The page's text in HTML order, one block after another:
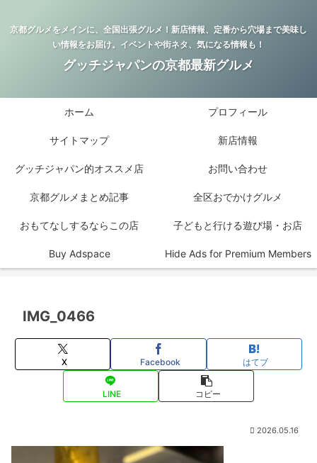
京都グルメをメインに、全国出張グルメ！新店情報、定番から穴場まで美味し
い情報をお届け。イベントや街ネタ、気になる情報も！
グッチジャパンの京都最新グルメ
ホーム プロフィール
サイトマップ 新店情報
グッチジャパン的オススメ店 お問い合わせ
京都グルメまとめ記事 全区おでかけグルメ
おもてなしするならこの店 子どもと行ける遊び場・お店
Buy Adspace Hide Ads for Premium Members
IMG_0466
X Facebook はてブ
LINE コピー
2026.05.16